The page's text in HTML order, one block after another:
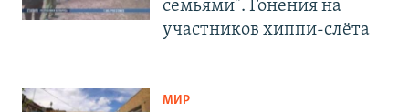
семьями". Гонения на
участников хиппи-слёта
МИР